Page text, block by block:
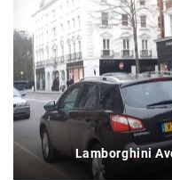
Lamborghini